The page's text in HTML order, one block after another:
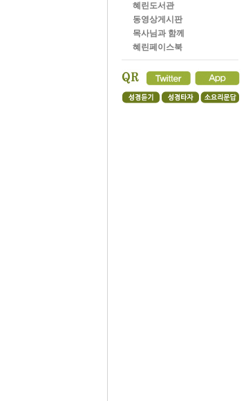
혜린도서관
동영상게시판
목사님과 함께
혜린페이스북